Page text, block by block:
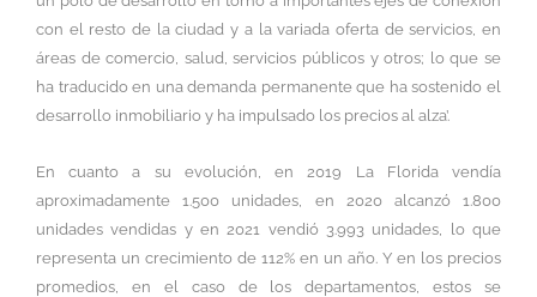
con el resto de la ciudad y a la variada oferta de servicios, en
áreas de comercio, salud, servicios públicos y otros; lo que se
ha traducido en una demanda permanente que ha sostenido el
desarrollo inmobiliario y ha impulsado los precios al alza’.
En cuanto a su evolución, en 2019 La Florida vendía
aproximadamente 1.500 unidades, en 2020 alcanzó 1.800
unidades vendidas y en 2021 vendió 3.993 unidades, lo que
representa un crecimiento de 112% en un año. Y en los precios
promedios, en el caso de los departamentos, estos se